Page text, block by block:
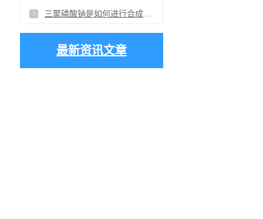
三聚磷酸钠是如何进行合成的？
最新资讯文章